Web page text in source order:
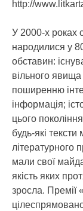
http://
У 2000-х роках
народилися у
обставин:
вільного
поширенню
інформація;
цього
будь-які
літературного
мали свої
якість яких
зросла. Премії